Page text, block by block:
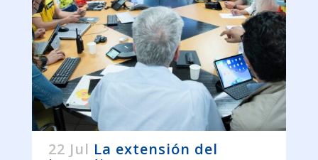
22 Jul La extensión del